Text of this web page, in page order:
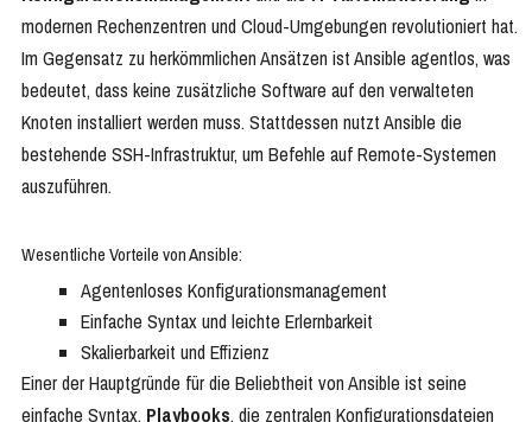
modernen Rechenzentren und Cloud-Umgebungen revolutioniert hat.
Im Gegensatz zu herkömmlichen Ansätzen ist Ansible agentlos, was
bedeutet, dass keine zusätzliche Software auf den verwalteten
Knoten installiert werden muss. Stattdessen nutzt Ansible die
bestehende SSH-Infrastruktur, um Befehle auf Remote-Systemen
auszuführen.
Wesentliche Vorteile von Ansible:
Agentenloses Konfigurationsmanagement
Einfache Syntax und leichte Erlernbarkeit
Skalierbarkeit und Effizienz
Einer der Hauptgründe für die Beliebtheit von Ansible ist seine
einfache Syntax. Playbooks, die zentralen Konfigurationsdateien